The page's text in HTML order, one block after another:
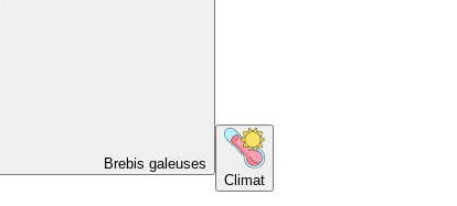
Brebis galeuses
Climat